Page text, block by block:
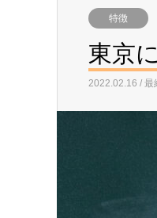
特徴
東京
2022.02.16 / 最